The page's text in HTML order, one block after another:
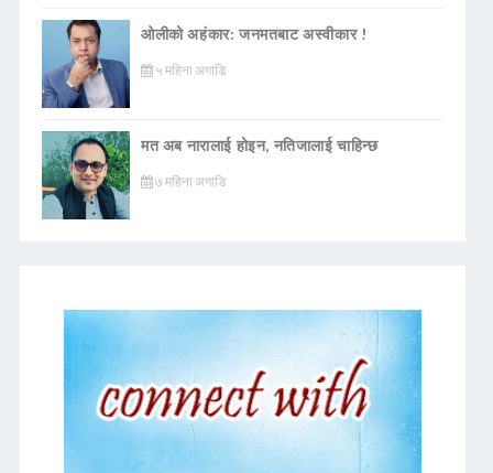
ओलीको अहंकार: जनमतबाट अस्वीकार !
५ महिना अगाडि
मत अब नारालाई होइन, नतिजालाई चाहिन्छ
७ महिना अगाडि